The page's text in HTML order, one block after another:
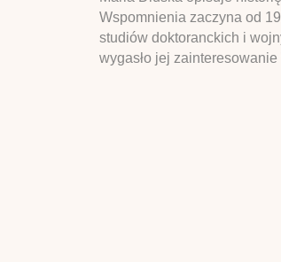
Wspomnienia zaczyna od
studiów doktoranckich i
wygasło jej